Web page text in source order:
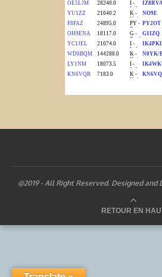
@2019 - All Right Reserved. Designed and
RETOUR EN